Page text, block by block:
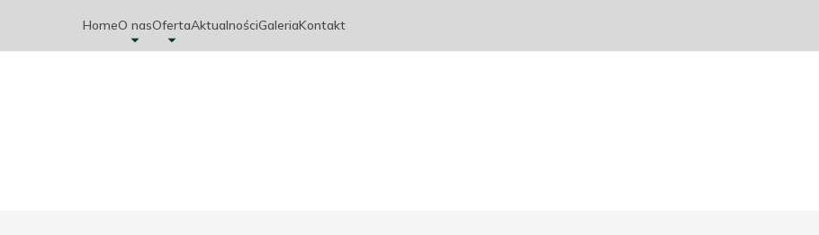
HomeO nasOfertaAktualnościGaleriaKontakt